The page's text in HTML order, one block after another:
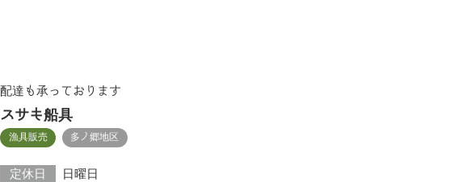
配達も承っております
スサキ船具
漁具販売 多ノ郷地区
定休日
日曜日